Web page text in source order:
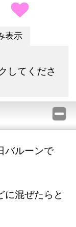
表示
してくださ
バルーンで
に混ぜたらと